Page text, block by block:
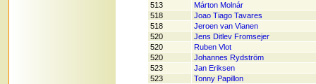
513
Márton Molnár
518
Joao Tiago Tavares
518
Jeroen van Vianen
520
Jens Ditlev Fromsejer
520
Ruben Vlot
520
Johannes Rydström
523
Jan Eriksen
523
Tonny Papillon